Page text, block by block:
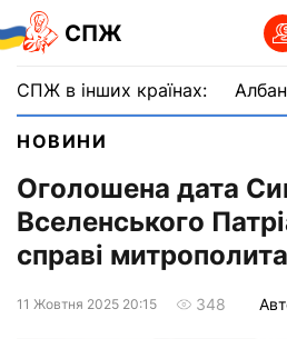
СПЖ
СПЖ в інших країнах:
НОВИНИ
Оголошена дата
Вселенського
справі
11 Жовтня 2025 20:15 348